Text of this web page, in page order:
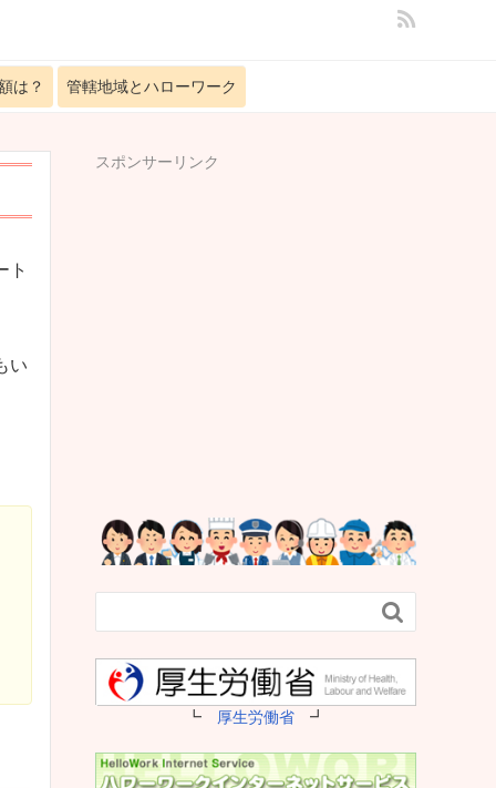
は？ 管轄地域とハローワーク
ト
い
スポンサーリンク

┗ 厚生労働省 ┛